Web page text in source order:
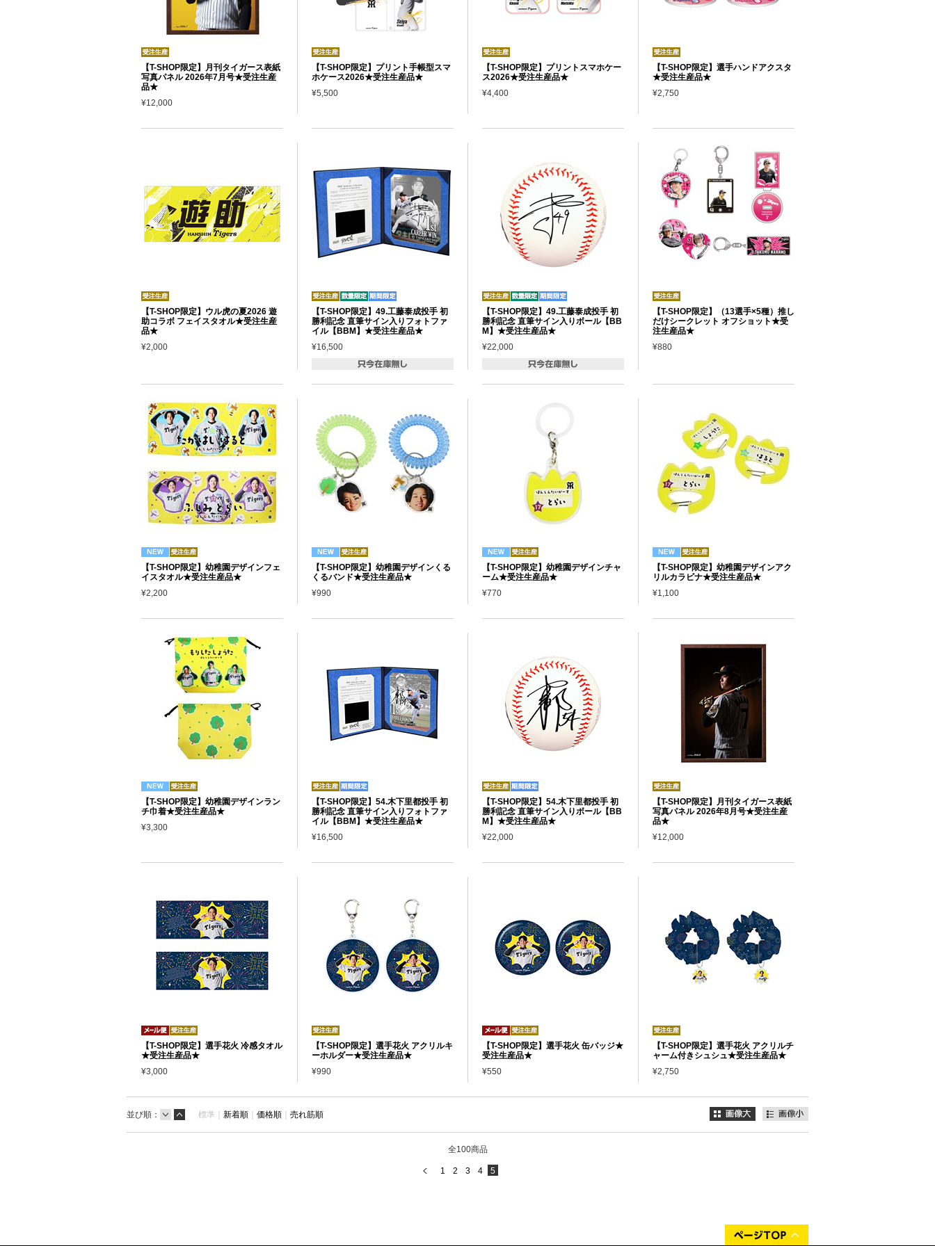
【T-SHOP限定】月刊タイガース表紙
写真パネル 2026年7月号★受注生産
品★
¥12,000
【T-SHOP限定】プリント手帳型スマ
ホケース2026★受注生産品★
¥5,500
【T-SHOP限定】プリントスマホケー
ス2026★受注生産品★
¥4,400
【T-SHOP限定】選手ハンドアクスタ
★受注生産品★
¥2,750
【T-SHOP限定】ウル虎の夏2026 遊
助コラボ フェイスタオル★受注生産
品★
¥2,000
【T-SHOP限定】49.工藤泰成投手 初
勝利記念 直筆サイン入りフォトファ
イル【BBM】★受注生産品★
¥16,500
【T-SHOP限定】49.工藤泰成投手 初
勝利記念 直筆サイン入りボール【BB
M】★受注生産品★
¥22,000
【T-SHOP限定】（13選手×5種）推し
だけシークレット オフショット★受
注生産品★
¥880
【T-SHOP限定】幼稚園デザインフェ
イスタオル★受注生産品★
¥2,200
【T-SHOP限定】幼稚園デザインくる
くるバンド★受注生産品★
¥990
【T-SHOP限定】幼稚園デザインチャ
ーム★受注生産品★
¥770
【T-SHOP限定】幼稚園デザインアク
リルカラビナ★受注生産品★
¥1,100
【T-SHOP限定】幼稚園デザインラン
チ巾着★受注生産品★
¥3,300
【T-SHOP限定】54.木下里都投手 初
勝利記念 直筆サイン入りフォトファ
イル【BBM】★受注生産品★
¥16,500
【T-SHOP限定】54.木下里都投手 初
勝利記念 直筆サイン入りボール【BB
M】★受注生産品★
¥22,000
【T-SHOP限定】月刊タイガース表紙
写真パネル 2026年8月号★受注生産
品★
¥12,000
【T-SHOP限定】選手花火 冷感タオル
★受注生産品★
¥3,000
【T-SHOP限定】選手花火 アクリルキ
ーホルダー★受注生産品★
¥990
【T-SHOP限定】選手花火 缶バッジ★
受注生産品★
¥550
【T-SHOP限定】選手花火 アクリルチ
ャーム付きシュシュ★受注生産品★
¥2,750
並び順： 標準｜ 新着順 ｜ 価格順 ｜ 売れ筋順
全100商品
1 2 3 4 5